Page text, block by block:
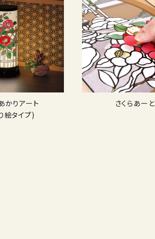
かりアート
絵タイプ)
さくらあーと